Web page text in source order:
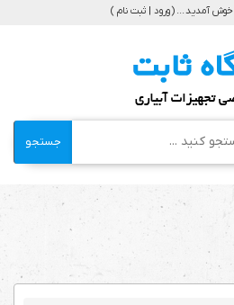
خوش آمدید ... (ورود | ثبت نام )
جستجو